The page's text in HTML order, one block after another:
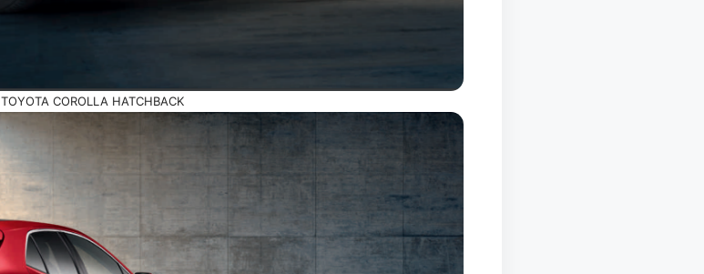
TOYOTA COROLLA HATCHBACK